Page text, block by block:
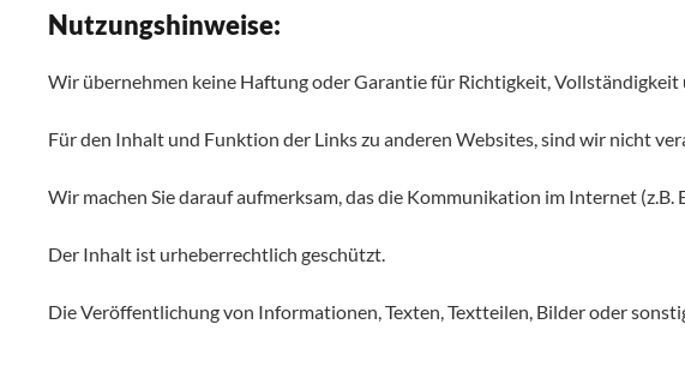
Nutzungshinweise:
Wir übernehmen keine Haftung oder Garantie für Richtigkeit,
Für den Inhalt und Funktion der Links zu anderen Websites, sind wir nicht
Wir machen Sie darauf aufmerksam, das die Kommunikation im Internet
Der Inhalt ist urheberrechtlich geschützt.
Die Veröffentlichung von Informationen, Texten, Textteilen, Bilder oder